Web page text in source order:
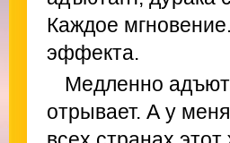
Каждое
эффекта.
Медленно
отрывает. А у